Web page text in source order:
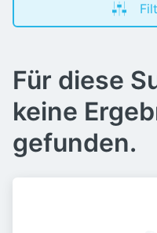
Für diese
keine
gefunden.